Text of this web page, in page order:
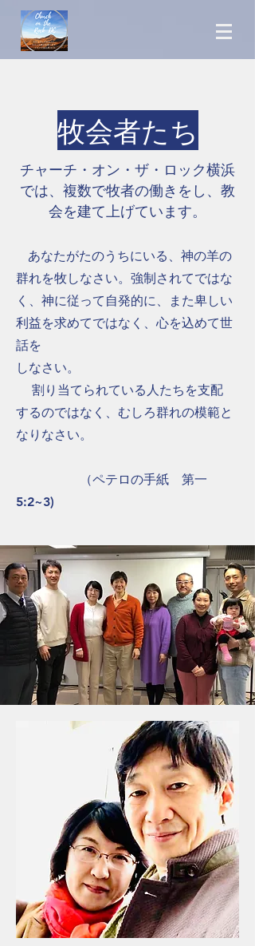
牧会者たち
​チャーチ・オン・ザ・ロック横浜
では、複数で牧者の働きをし、教
会を建て上げています。
あなたがたのうちにいる、神の羊の
群れを牧しなさい。​強制されてではな
く、神に従って自発的に、また卑しい
利益を求めてではなく、心を込めて世
話を
しなさい。
割り当てられている人たちを支配
するのではなく、むしろ群れの模範と
なりなさい。
（ペテロの手紙 第一
5:2~3)